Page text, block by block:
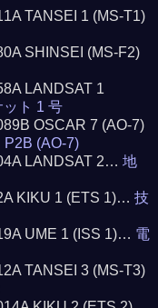
TANSEI 1 (MS-T1)
SHINSEI (MS-F2)
LANDSAT 1
ト 1 号
OSCAR 7 (AO-7)
P2B (AO-7)
LANDSAT 2…地
KIKU 1 (ETS 1)…技
UME 1 (ISS 1)… 電
TANSEI 3 (MS-T3)